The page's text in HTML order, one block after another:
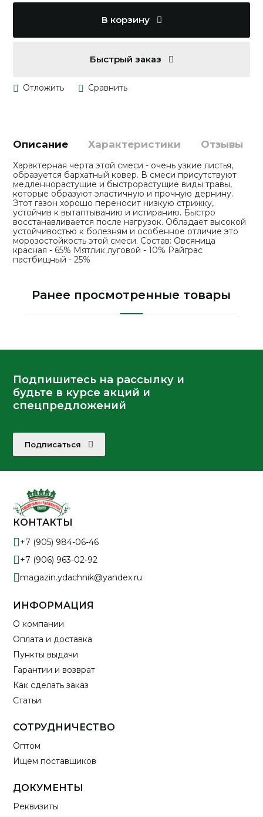
В корзину
Быстрый заказ
Описание Характеристики Отзывы
Характерная черта этой смеси - очень узкие листья,
образуется бархатный ковер. В смеси присутствуют
медленнорастущие и быстрорастущие виды травы,
которые образуют эластичную и прочную дернину.
Этот газон хорошо переносит низкую стрижку,
устойчив к вытаптыванию и истиранию. Быстро
восстанавливается после нагрузок. Обладает высокой
устойчивостью к болезням и особенное отличие это
морозостойкость этой смеси. Состав: Овсяница
красная - 65% Мятлик луговой - 10% Райграс
пастбищный - 25%
Ранее просмотренные товары
Подпишитесь на рассылку и
будьте в курсе акций и
спецпредложений
Подписаться
КОНТАКТЫ
+7 (905) 984-06-46
+7 (906) 963-02-92
magazin.ydachnik@yandex.ru
ИНФОРМАЦИЯ
О компании
Оплата и доставка
Пункты выдачи
Гарантии и возврат
Как сделать заказ
Статьи
СОТРУДНИЧЕСТВО
Оптом
Ищем поставщиков
ДОКУМЕНТЫ
Реквизиты